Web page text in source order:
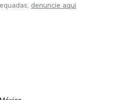
denuncie aqui